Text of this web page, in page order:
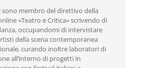
sono membro del direttivo della
«Teatro e Critica» scrivendo di
occupandomi di intervistare
della scena contemporanea
curando inoltre laboratori di
all’interno di progetti in